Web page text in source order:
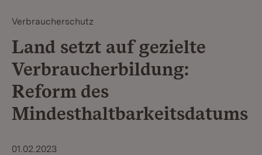
Verbraucherschutz
Land setzt auf gezielte
Verbraucherbildung:
Reform des
Mindesthaltbarkeitsdatums
01.02.2023